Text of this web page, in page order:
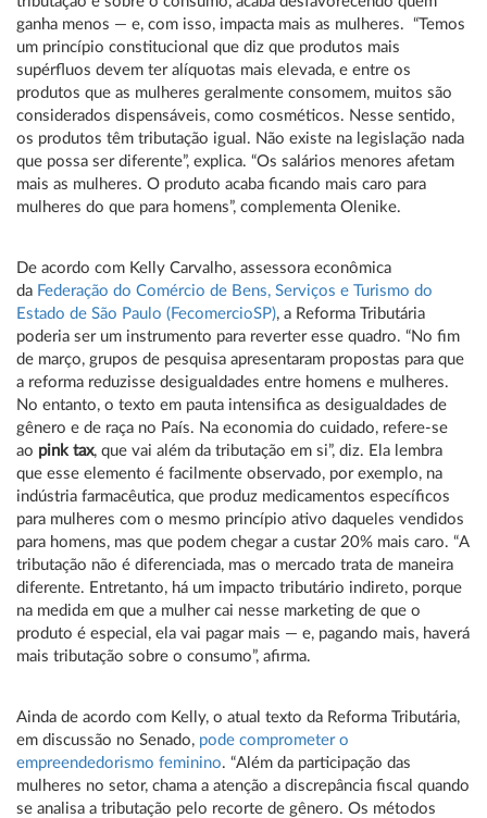
ganha menos — e, com isso, impacta mais as mulheres. “Temos
um princípio constitucional que diz que produtos mais
supérfluos devem ter alíquotas mais elevada, e entre os
produtos que as mulheres geralmente consomem, muitos são
considerados dispensáveis, como cosméticos. Nesse sentido,
os produtos têm tributação igual. Não existe na legislação nada
que possa ser diferente”, explica. “Os salários menores afetam
mais as mulheres. O produto acaba ficando mais caro para
mulheres do que para homens”, complementa Olenike.
De acordo com Kelly Carvalho, assessora econômica
da Federação do Comércio de Bens, Serviços e Turismo do
Estado de São Paulo (FecomercioSP), a Reforma Tributária
poderia ser um instrumento para reverter esse quadro. “No fim
de março, grupos de pesquisa apresentaram propostas para que
a reforma reduzisse desigualdades entre homens e mulheres.
No entanto, o texto em pauta intensifica as desigualdades de
gênero e de raça no País. Na economia do cuidado, refere-se
ao pink tax, que vai além da tributação em si”, diz. Ela lembra
que esse elemento é facilmente observado, por exemplo, na
indústria farmacêutica, que produz medicamentos específicos
para mulheres com o mesmo princípio ativo daqueles vendidos
para homens, mas que podem chegar a custar 20% mais caro. “A
tributação não é diferenciada, mas o mercado trata de maneira
diferente. Entretanto, há um impacto tributário indireto, porque
na medida em que a mulher cai nesse marketing de que o
produto é especial, ela vai pagar mais — e, pagando mais, haverá
mais tributação sobre o consumo”, afirma.
Ainda de acordo com Kelly, o atual texto da Reforma Tributária,
em discussão no Senado, pode comprometer o
empreendedorismo feminino. “Além da participação das
mulheres no setor, chama a atenção a discrepância fiscal quando
se analisa a tributação pelo recorte de gênero. Os métodos